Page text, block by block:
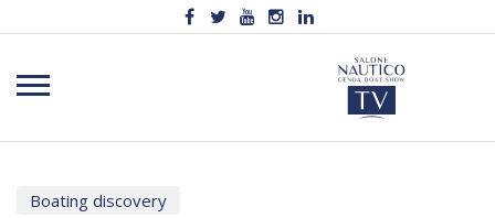
Boating discovery